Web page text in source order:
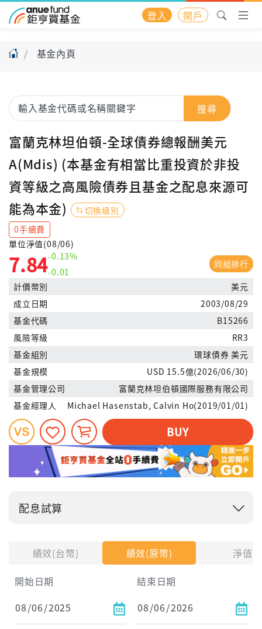
登入 開戶
基金內頁
績效(台幣) 績效(原幣)
淨值
開始日期
結束日期
搜尋
富蘭克林坦伯頓-全球債券總報酬美元
A(Mdis) (本基金有相當比重投資於非投
資等級之高風險債券且基金之配息來源可
能為本金)
切換級別
0手續費
單位淨值(08/06)
7.84-0.13%
-0.01
同組排行
計價幣別
美元
成立日期
2003/08/29
基金代碼
B15266
風險等級
RR3
基金組別
環球債券 美元
基金規模
USD 15.5億(2026/06/30)
基金管理公司
富蘭克林坦伯頓國際服務有限公司
基金經理人
Michael Hasenstab, Calvin Ho(2019/01/01)
BUY
配息試算
試算區間
1年
2年